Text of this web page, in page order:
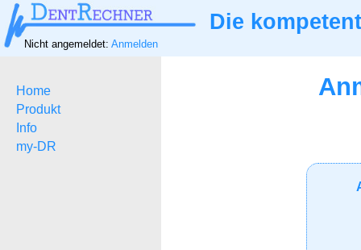
Die
Nicht angemeldet: Anmelden
Home
Produkt
Info
my-DR